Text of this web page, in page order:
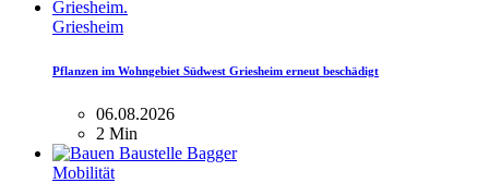
Griesheim
Pflanzen im Wohngebiet Südwest Griesheim erneut beschädigt
06.08.2026
2 Min
Mobilität